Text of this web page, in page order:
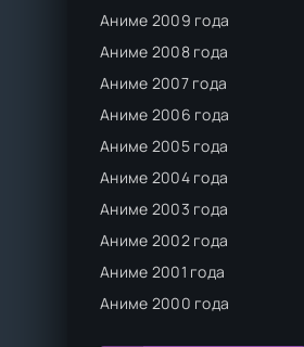
Аниме 2009 года
Аниме 2008 года
Аниме 2007 года
Аниме 2006 года
Аниме 2005 года
Аниме 2004 года
Аниме 2003 года
Аниме 2002 года
Аниме 2001 года
Аниме 2000 года